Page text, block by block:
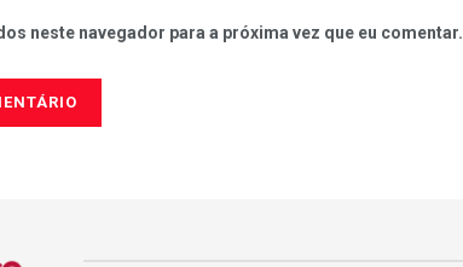
neste navegador para a próxima vez que eu comentar.